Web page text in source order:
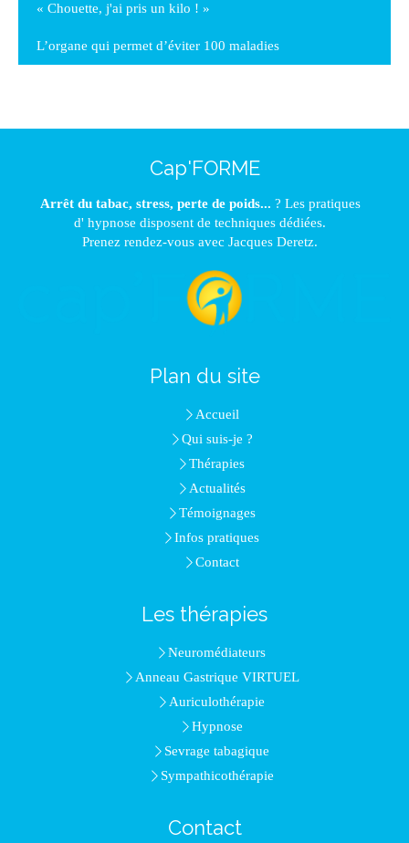
« Chouette, j'ai pris un kilo ! »
L’organe qui permet d’éviter 100 maladies
Cap'FORME
Arrêt du tabac, stress, perte de poids... ? Les pratiques
d' hypnose disposent de techniques dédiées.
Prenez rendez-vous avec Jacques Deretz.
Plan du site
Accueil
Qui suis-je ?
Thérapies
Actualités
Témoignages
Infos pratiques
Contact
Les thérapies
Neuromédiateurs
Anneau Gastrique VIRTUEL
Auriculothérapie
Hypnose
Sevrage tabagique
Sympathicothérapie
Contact